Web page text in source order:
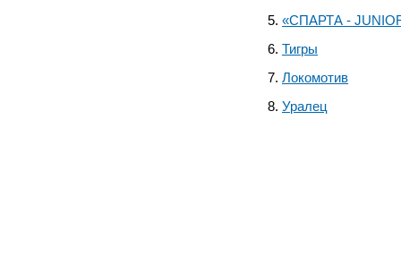
«СПАРТА -
Тигры
Локомотив
Уралец